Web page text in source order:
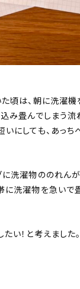
頃は、朝に洗濯
み畳んでしまう流
にしても、あっち
洗濯物ののれんが
に洗濯物を急いで
い！と考えました。